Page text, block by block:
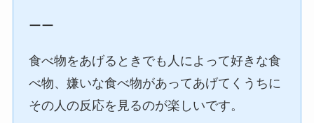
ーー
食べ物をあげるときでも人によって好きな食
べ物、嫌いな食べ物があってあげてくうちに
その人の反応を見るのが楽しいです。